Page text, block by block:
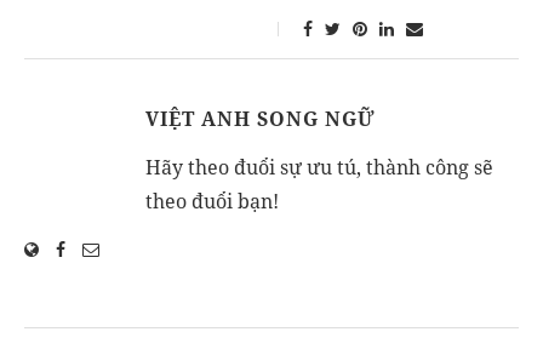
VIỆT ANH SONG NGỮ
Hãy theo đuổi sự ưu tú, thành công sẽ
theo đuổi bạn!